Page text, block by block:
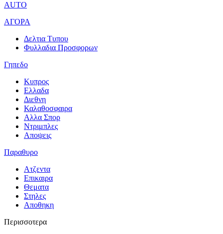
AUTO
ΑΓΟΡΑ
Δελτια Τυπου
Φυλλαδια Προσφορων
Γηπεδο
Κυπρος
Ελλαδα
Διεθνη
Καλαθοσφαιρα
Αλλα Σπορ
Ντριμπλες
Αποψεις
Παραθυρο
Ατζεντα
Επικαιρα
Θεματα
Στηλες
Αποθηκη
Περισσοτερα